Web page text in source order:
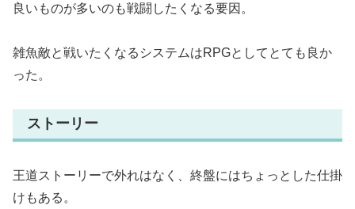
良いものが多いのも戦闘したくなる要因。
雑魚敵と戦いたくなるシステムはRPGとしてとても良か
った。
ストーリー
王道ストーリーで外れはなく、終盤にはちょっとした仕掛
けもある。